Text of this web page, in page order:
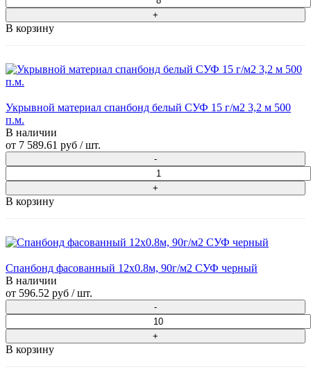
В корзину
Укрывной материал спанбонд белый СУФ 15 г/м2 3,2 м 500
п.м.
В наличии
от 7 589.61 руб / шт.
В корзину
Спанбонд фасованный 12х0.8м, 90г/м2 СУФ черный
В наличии
от 596.52 руб / шт.
В корзину